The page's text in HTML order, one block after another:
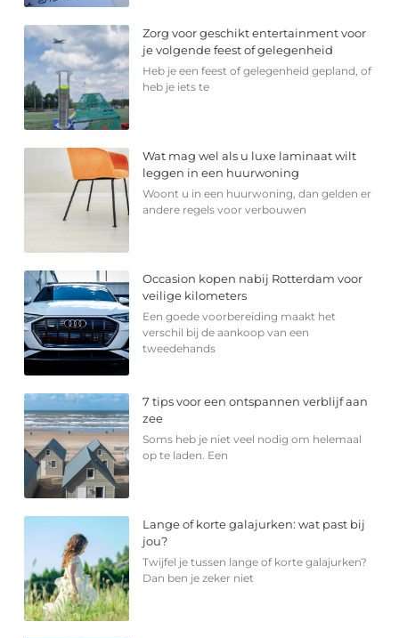
Zorg voor geschikt entertainment voor
je volgende feest of gelegenheid
Heb je een feest of gelegenheid gepland, of
heb je iets te
Wat mag wel als u luxe laminaat wilt
leggen in een huurwoning
Woont u in een huurwoning, dan gelden er
andere regels voor verbouwen
Occasion kopen nabij Rotterdam voor
veilige kilometers
Een goede voorbereiding maakt het
verschil bij de aankoop van een
tweedehands
7 tips voor een ontspannen verblijf aan
zee
Soms heb je niet veel nodig om helemaal
op te laden. Een
Lange of korte galajurken: wat past bij
jou?
Twijfel je tussen lange of korte galajurken?
Dan ben je zeker niet